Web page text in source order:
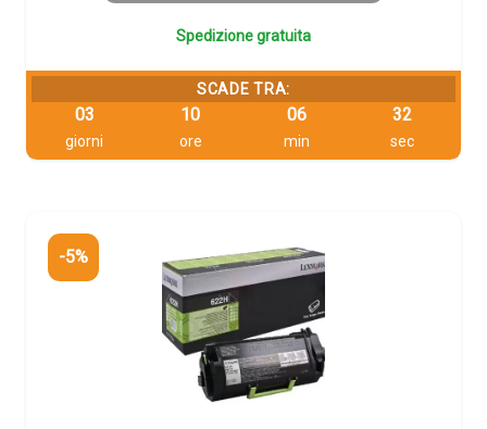
Spedizione gratuita
SCADE TRA:
03
giorni
10
ore
06
min
31
sec
-5%